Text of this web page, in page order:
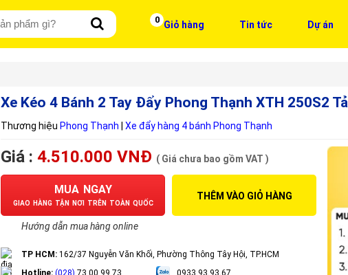
0 Giỏ hàng Tin tức Dự án
Xe Kéo 4 Bánh 2 Tay Đẩy Phong Thạnh XTH 250S2
Thương hiệu Phong Thạnh | Xe đẩy hàng 4 bánh Phong Thạnh
Giá : 4.510.000 VNĐ ( Giá chưa bao gồm VAT )
MUA NGAY
GIAO HÀNG TẬN NƠI TRÊN TOÀN QUỐC
THÊM VÀO GIỎ HÀNG
Hướng dẫn mua hàng online
TP HCM: 162/37 Nguyễn Văn Khối, Phường Thông Tây Hội, TP.HCM
Hotline: (028) 73 00 99 73 0933.93.93.67